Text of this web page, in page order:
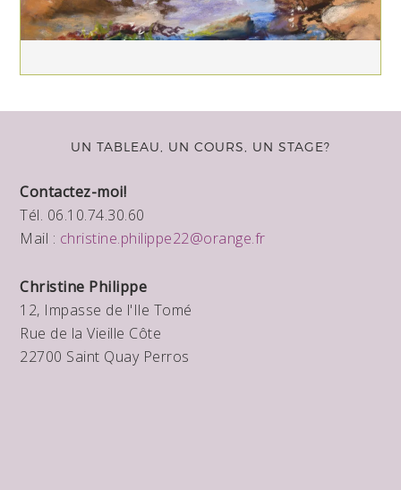
UN TABLEAU, UN COURS, UN STAGE?
Contactez-moi!
Tél. 06.10.74.30.60
Mail : christine.philippe22@orange.fr
Christine Philippe
12, Impasse de l'Ile Tomé
Rue de la Vieille Côte
22700 Saint Quay Perros